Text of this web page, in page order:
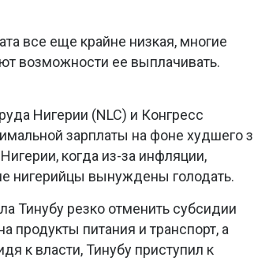
все еще крайне низкая, многие
возможности ее выплачивать.
Нигерии (NLC) и Конгресс
зарплаты на фоне худшего
когда из-за инфляции,
нигерийцы вынуждены голодать.
Тинубу резко отменить субсидии
продукты питания и транспорт, а
к власти, Тинубу приступил к